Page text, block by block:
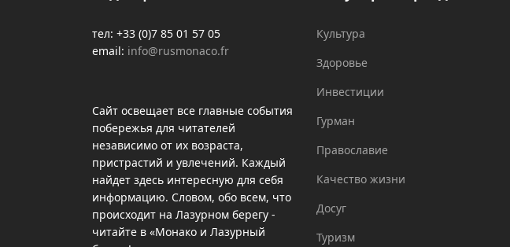
тел: +33 (0)7 85 01 57 05
email: info@rusmonaco.fr
Сайт освещает все главные события
побережья для читателей
независимо от их возраста,
пристрастий и увлечений. Каждый
найдет здесь интересную для себя
информацию. Словом, обо всем, что
происходит на Лазурном берегу -
читайте в «Монако и Лазурный
Культура
Здоровье
Инвестиции
Гурман
Православие
Качество жизни
Досуг
Туризм